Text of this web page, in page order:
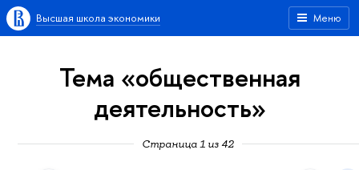
Меню
Высшая школа экономики
Тема «общественная
деятельность»
Страница 1 из 42